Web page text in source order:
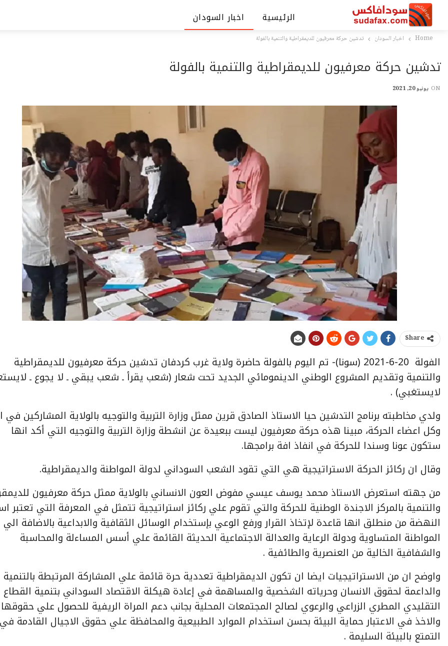
الرئيسية اخبار السودان
Home اخبار السودان تدشين حركة معرفيون للديمقراطية والتنمية بالفولة
تدشين حركة معرفيون للديمقراطية والتنمية بالفولة
ON يونيو 20, 2021
Share
الفولة 20-6-2021 (سونا)- تم اليوم بالفولة حاضرة ولاية غرب كردفان تدشين حركة معرفيون للديمقراطية
والتنمية وتقديم المشروع الوطني الدينمومائي الجديد تحت شعار (شعب يقرأ ـ شعب يبقي ـ لا يجوع ـ
لايستغبي) .
ولدي مخاطبته برنامج التدشين حيا الاستاذ الصادق قرين ممثل وزارة التربية والتوجيه بالولاية المشاركين في
وكل اعضاء الحركة، مبينا هذه حركة معرفيون ليست ببعيدة عن انشطة وزارة التربية والتوجيه التي أكد انها
ستكون عونا وسندا للحركة في انفاذ افة برامجها.
وقال ان ركائز الحركة الاستراتيجية هي التي تقود الشعب السوداني لدولة المواطنة والديمقراطية.
من جهته استعرض الاستاذ محمد يوسف عيسي مفوض العون الانساني بالولاية ممثل حركة معرفيون
والتنمية بالمركز الاجندة الوطنية للحركة والتي تقوم علي ركائز استراتيجية تتمثل في المعرفة التي تعتبر
النهضة من منطلق انها قاعدة لإتخاذ القرار ورفع الوعي بإستخدام الوسائل الثقافية والابداعية بالاضافة الي
المواطنة المتساوية ودولة الرعاية والعدالة الاجتماعية الحديثة القائمة علي أسس المساءلة والمحاسبة
والشفافية الخالية من العنصرية والطائفية .
واوضح ان من الاستراتيجيات ايضا ان تكون الديمقراطية تعددية حرة قائمة علي المشاركة المرتبطة بالتنمية
والداعمة لحقوق الانسان وحرياته الشخصية والمساهمة في إعادة هيكلة الاقتصاد السوداني بتنمية القطاع
التقليدي المطري الزراعي والرعوي لصالح المجتمعات المحلية بجانب دعم المراة الريفية للحصول علي حقوقها
والاخذ في الاعتبار حماية البيئة بحسن استخدام الموارد الطبيعية والمحافظة علي حقوق الاجيال القادمة في
التمتع بالبيئة السليمة .